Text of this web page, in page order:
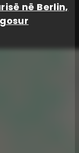
në Berlin,